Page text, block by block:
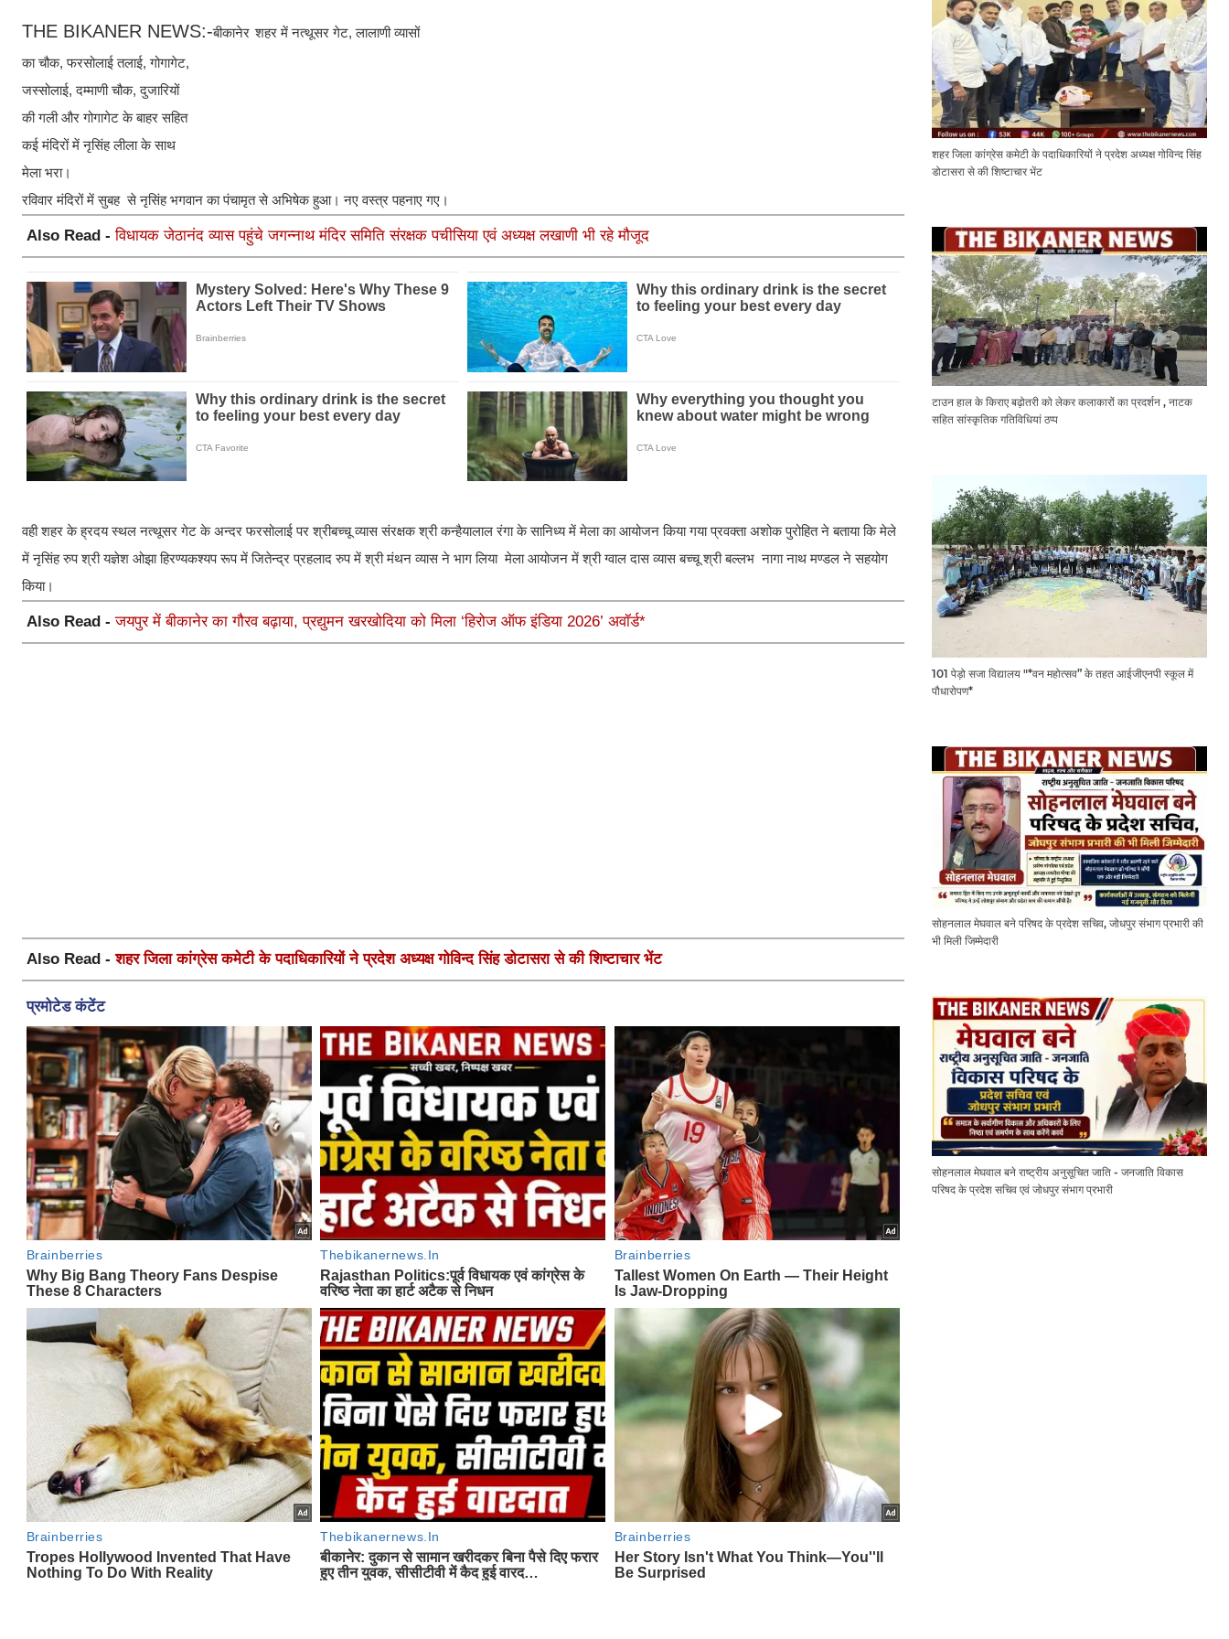
THE BIKANER NEWS:-बीकानेर शहर में नत्थूसर गेट, लालाणी व्यासों
का चौक, फरसोलाई तलाई, गोगागेट,
जस्सोलाई, दम्माणी चौक, दुजारियों
की गली और गोगागेट के बाहर सहित
कई मंदिरों में नृसिंह लीला के साथ
मेला भरा।
रविवार मंदिरों में सुबह से नृसिंह भगवान का पंचामृत से अभिषेक हुआ। नए वस्त्र पहनाए गए।
Also Read -विधायक जेठानंद व्यास पहुंचे जगन्नाथ मंदिर समिति संरक्षक पचीसिया एवं अध्यक्ष लखाणी भी रहे मौजूद
वही शहर के ह्रदय स्थल नत्थूसर गेट के अन्दर फरसोलाई पर श्रीबच्चू व्यास संरक्षक श्री कन्हैयालाल रंगा के सानिध्य में मेला का आयोजन किया गया प्रवक्ता अशोक पुरोहित ने बताया कि मेले
में नृसिंह रुप श्री यज्ञेश ओझा हिरण्यकश्यप रूप में जितेन्द्र प्रहलाद रुप में श्री मंथन व्यास ने भाग लिया मेला आयोजन में श्री ग्वाल दास व्यास बच्चू श्री बल्लभ नागा नाथ मण्डल ने सहयोग
किया।
Also Read -जयपुर में बीकानेर का गौरव बढ़ाया, प्रद्युमन खरखोदिया को मिला ‘हिरोज ऑफ इंडिया 2026’ अवॉर्ड*
Also Read -शहर जिला कांग्रेस कमेटी के पदाधिकारियों ने प्रदेश अध्यक्ष गोविन्द सिंह डोटासरा से की शिष्टाचार भेंट
शहर जिला कांग्रेस कमेटी के पदाधिकारियों ने प्रदेश अध्यक्ष गोविन्द सिंह
डोटासरा से की शिष्टाचार भेंट
टाउन हाल के किराए बढ़ोतरी को लेकर कलाकारों का प्रदर्शन , नाटक
सहित सांस्कृतिक गतिविधियां ठप्प
101 पेड़ो सजा विद्यालय "*वन महोत्सव” के तहत आईजीएनपी स्कूल में
पौधारोपण*
सोहनलाल मेघवाल बने परिषद के प्रदेश सचिव, जोधपुर संभाग प्रभारी की
भी मिली जिम्मेदारी
सोहनलाल मेघवाल बने राष्ट्रीय अनुसूचित जाति - जनजाति विकास
परिषद के प्रदेश सचिव एवं जोधपुर संभाग प्रभारी